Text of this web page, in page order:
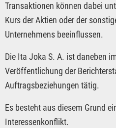
Transaktionen können dabei
Kurs der Aktien oder der
Unternehmens beeinflussen.
Die Ita Joka S. A. ist daneben
Veröffentlichung der
Auftragsbeziehungen tätig.
Es besteht aus diesem Grund
Interessenkonflikt.